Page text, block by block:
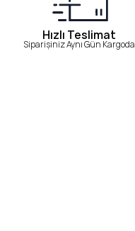
Hızlı Teslimat
Siparişiniz Aynı Gün Kargoda